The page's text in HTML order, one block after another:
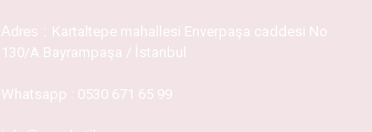
Adres : Kartaltepe mahallesi Enverpaşa caddesi No
130/A Bayrampaşa / İstanbul
Whatsapp : 0530 671 65 99